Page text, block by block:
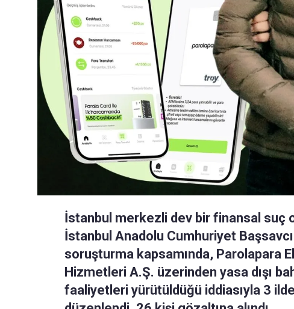
İstanbul merkezli dev bir finansal suç
İstanbul Anadolu Cumhuriyet
soruşturma kapsamında, Parolapara
Hizmetleri A.Ş. üzerinden yasa dışı
faaliyetleri yürütüldüğü iddiasıyla 3